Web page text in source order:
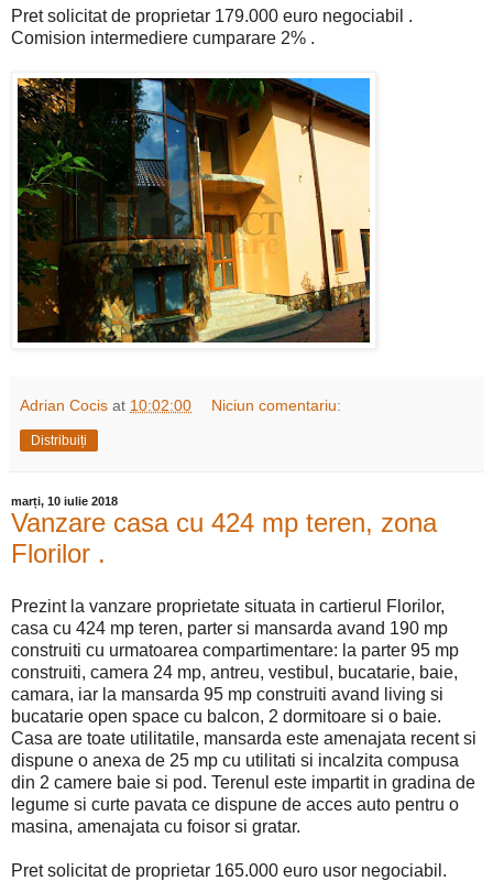
Pret solicitat de proprietar 179.000 euro negociabil .
Comision intermediere cumparare 2% .
Adrian Cocis at 10:02:00 Niciun comentariu:
Distribuiți
marți, 10 iulie 2018
Vanzare casa cu 424 mp teren, zona
Florilor .
Prezint la vanzare proprietate situata in cartierul Florilor,
casa cu 424 mp teren, parter si mansarda avand 190 mp
construiti cu urmatoarea compartimentare: la parter 95 mp
construiti, camera 24 mp, antreu, vestibul, bucatarie, baie,
camara, iar la mansarda 95 mp construiti avand living si
bucatarie open space cu balcon, 2 dormitoare si o baie.
Casa are toate utilitatile, mansarda este amenajata recent si
dispune o anexa de 25 mp cu utilitati si incalzita compusa
din 2 camere baie si pod. Terenul este impartit in gradina de
legume si curte pavata ce dispune de acces auto pentru o
masina, amenajata cu foisor si gratar.
Pret solicitat de proprietar 165.000 euro usor negociabil.